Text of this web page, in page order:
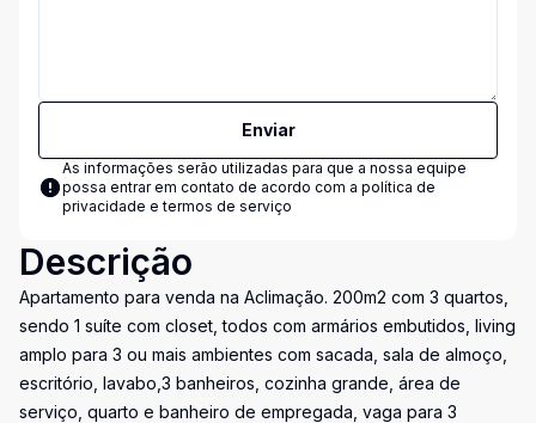
Enviar
As informações serão utilizadas para que a nossa equipe
possa entrar em contato de acordo com a política de
privacidade e termos de serviço
Descrição
Apartamento para venda na Aclimação. 200m2 com 3 quartos,
sendo 1 suíte com closet, todos com armários embutidos, living
amplo para 3 ou mais ambientes com sacada, sala de almoço,
escritório, lavabo,3 banheiros, cozinha grande, área de
serviço, quarto e banheiro de empregada, vaga para 3